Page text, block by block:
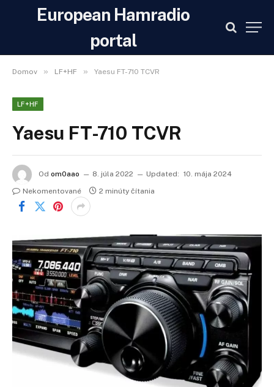
European Hamradio
portal
Domov » LF+HF » Yaesu FT-710 TCVR
LF+HF
Yaesu FT-710 TCVR
Od om0aao 8. júla 2022 Updated: 10. mája 2024
Nekomentované
2 minúty čítania